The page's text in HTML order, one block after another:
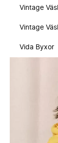
Vintage
Vintage
Vida Byxor